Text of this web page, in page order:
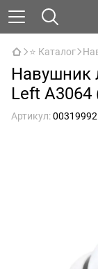
⭐ Каталог
Навушник
Left A3064
Артикул:00319992